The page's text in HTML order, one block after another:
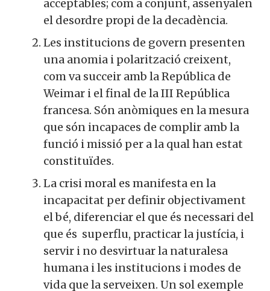
acceptables; com a conjunt, assenyalen
el desordre propi de la decadència.
Les institucions de govern presenten
una anomia i polarització creixent,
com va succeir amb la República de
Weimar i el final de la III República
francesa. Són anòmiques en la mesura
que són incapaces de complir amb la
funció i missió per a la qual han estat
constituïdes.
La crisi moral es manifesta en la
incapacitat per definir objectivament
el bé, diferenciar el que és necessari del
que és ­ superflu, practicar la justícia, i
servir i no desvirtuar la naturalesa
humana i les ­institucions i modes de
vida que la serveixen. Un sol exemple